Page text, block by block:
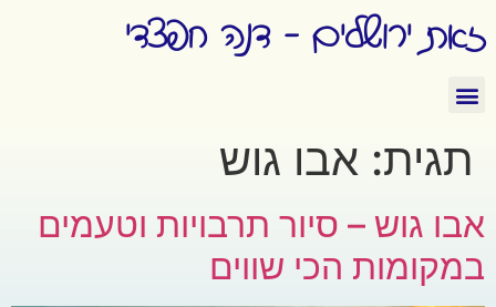
זאת ירושלים - דנה חפצדי
תגית: אבו גוש
אבו גוש – סיור תרבויות וטעמים
במקומות הכי שווים